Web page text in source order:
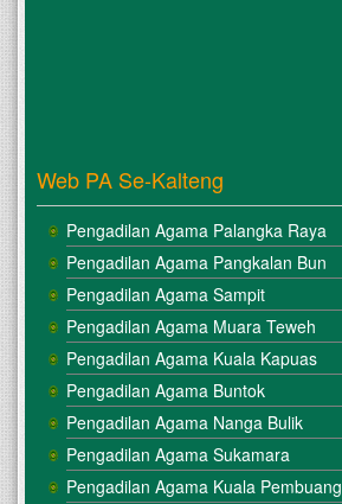
Web PA Se-Kalteng
Pengadilan Agama Palangka Raya
Pengadilan Agama Pangkalan Bun
Pengadilan Agama Sampit
Pengadilan Agama Muara Teweh
Pengadilan Agama Kuala Kapuas
Pengadilan Agama Buntok
Pengadilan Agama Nanga Bulik
Pengadilan Agama Sukamara
Pengadilan Agama Kuala Pembuang